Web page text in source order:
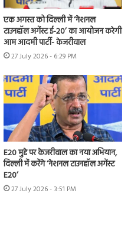
एक अगस्त को दिल्ली में ‘नेशनल
टाउनहॉल अगेंस्ट ई-20’ का आयोजन करेगी
आम आदमी पार्टी- केजरीवाल
27 July 2026 - 6:29 PM
E20 मुद्दे पर केजरीवाल का नया अभियान,
दिल्ली में करेंगे ‘नेशनल टाउनहॉल अगेंस्ट
E20’
27 July 2026 - 3:51 PM